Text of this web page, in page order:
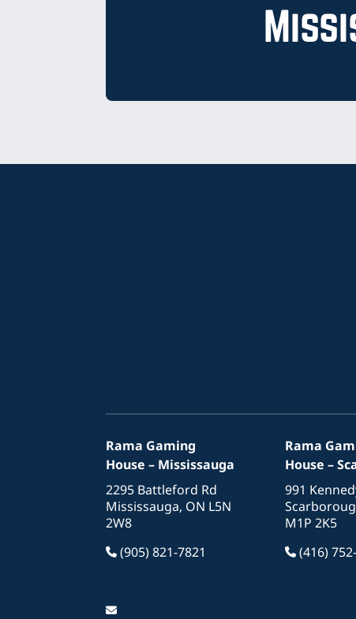
Rama Gaming
House – Mississauga
2295 Battleford Rd
Mississauga, ON L5N
2W8
(905) 821-7821
Rama
House –
991
M1P 2K5
(416)